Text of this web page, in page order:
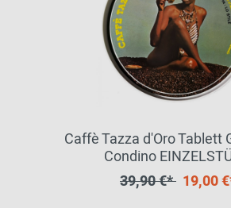
Caffè Tazza d'Oro Tablett
Condino
39,90 €* 19,00